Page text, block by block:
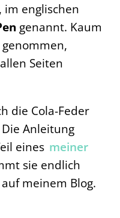
im englischen
genannt. Kaum
Seiten
die Cola-Feder
Anleitung
eines meiner
sie endlich
meinem Blog.